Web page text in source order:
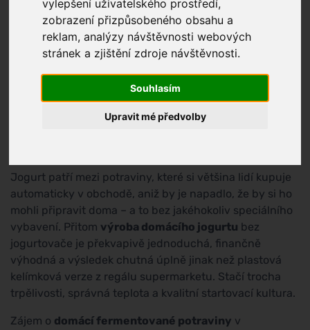
vylepšení uživatelského prostředí,
zobrazení přizpůsobeného obsahu a
reklam, analýzy návštěvnosti webových
stránek a zjištění zdroje návštěvnosti.
Souhlasím
Upravit mé předvolby
Jogurt patří mezi potraviny, které si většina lidí kupuje
automaticky v obchodě, aniž by je napadlo, že by si ho
mohli připravit doma – a to bez jakéhokoliv speciálního
vybavení. Přitom výroba domácího jogurtu bez
jogurtovače je překvapivě jednoduchá, finančně
výhodná a výsledek chutná úplně jinak než plastová
kelímková verze z regálu supermarketu. Stačí trocha
trpělivosti, správná teplota a kvalitní startovací kultura.
Zájem o domácí fermentované potraviny v